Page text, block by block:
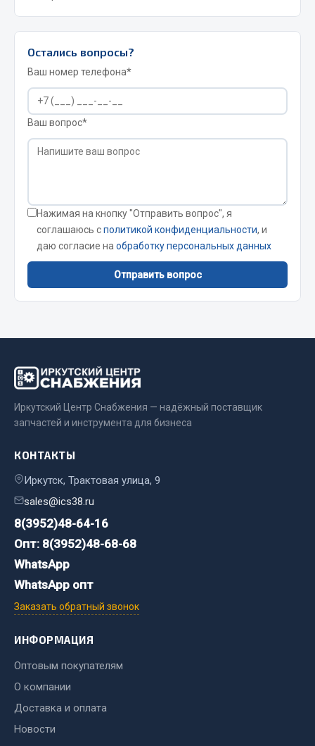
Тормозная система
Двигатель
Подвеска
Система питания
Система выпуска газа
Система охлаждения
Сцепление
Показать ещё
Запчасти SHAANXI (SHACMAN)
Система питания
Тормозная система
Колеса и шины
Подвеска
Оперение кабины
Показать ещё
Запчасти FAW
Двигатель
Система охлаждения
Сцепление
Ось передняя
Тормозная система
Весь раздел
Фильтры
Остались вопросы?
Ваш номер телефона*
Ваш вопрос*
Нажимая на кнопку "Отправить вопрос", я
соглашаюсь сполитикой конфиденциальности, и
даю согласие на обработку персональных данных
Отправить вопрос
Иркутский Центр Снабжения — надёжный поставщик
запчастей и инструмента для бизнеса
КОНТАКТЫ
Иркутск, Трактовая улица, 9
sales@ics38.ru
8(3952)48-64-16
Опт: 8(3952)48-68-68
WhatsApp
WhatsApp опт
Заказать обратный звонок
ИНФОРМАЦИЯ
Оптовым покупателям
О компании
Доставка и оплата
Новости